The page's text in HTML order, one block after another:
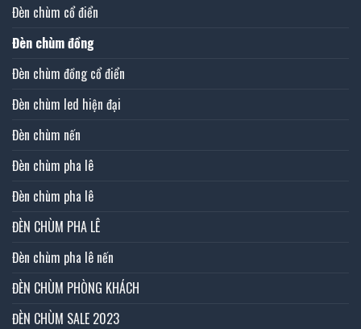
Đèn chùm cổ điển
Đèn chùm đồng
Đèn chùm đồng cổ điển
Đèn chùm led hiện đại
Đèn chùm nến
Đèn chùm pha lê
Đèn chùm pha lê
ĐÈN CHÙM PHA LÊ
Đèn chùm pha lê nến
ĐÈN CHÙM PHÒNG KHÁCH
ĐÈN CHÙM SALE 2023